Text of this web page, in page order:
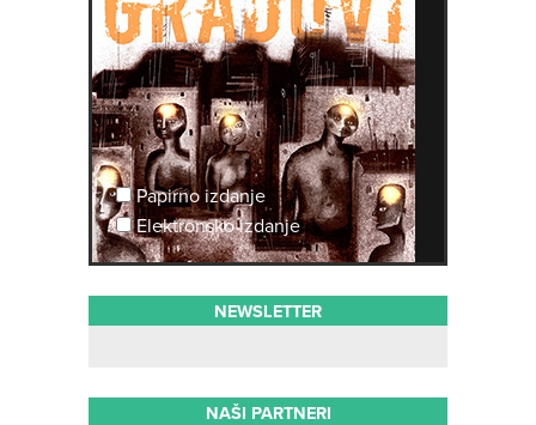
Papirno izdanje
Elektronsko izdanje
NEWSLETTER
NAŠI PARTNERI